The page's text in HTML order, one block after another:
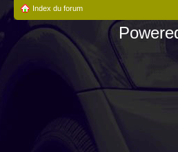
Index du forum